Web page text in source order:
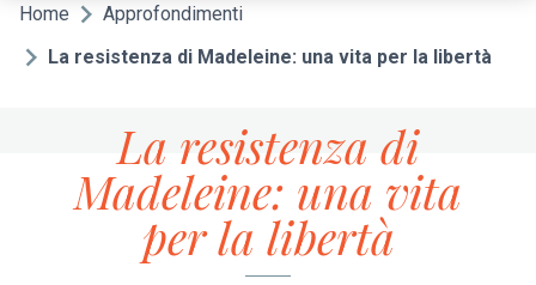
Briciole
di
Home
Approfondimenti
La resistenza di Madeleine: una vita per la libertà
La resistenza di
Madeleine: una vita
per la libertà